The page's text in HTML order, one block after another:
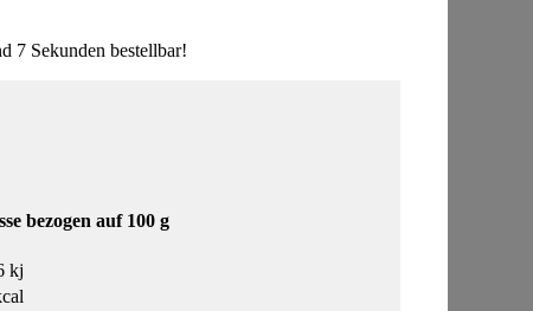
7 Sekunden bestellbar!
bezogen auf 100 g
kj